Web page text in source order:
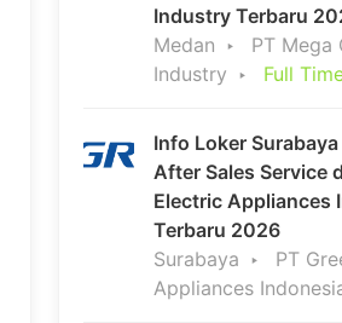
Industry Terbaru
Medan
PT Mega
Industry
Full
Info Loker
After Sales Service
Electric Appliances
Terbaru 2026
Surabaya
PT
Appliances